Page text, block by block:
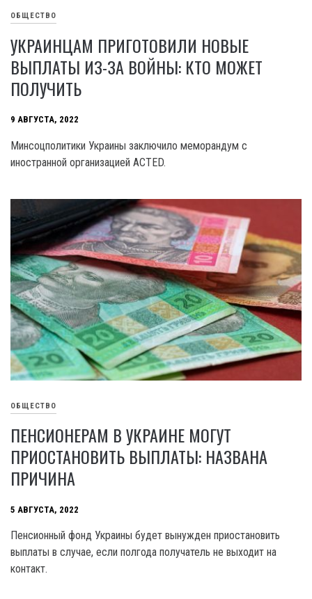
ОБЩЕСТВО
УКРАИНЦАМ ПРИГОТОВИЛИ НОВЫЕ
ВЫПЛАТЫ ИЗ-ЗА ВОЙНЫ: КТО МОЖЕТ
ПОЛУЧИТЬ
9 АВГУСТА, 2022
Минсоцполитики Украины заключило меморандум с
иностранной организацией ACTED.
ОБЩЕСТВО
ПЕНСИОНЕРАМ В УКРАИНЕ МОГУТ
ПРИОСТАНОВИТЬ ВЫПЛАТЫ: НАЗВАНА
ПРИЧИНА
5 АВГУСТА, 2022
Пенсионный фонд Украины будет вынужден приостановить
выплаты в случае, если полгода получатель не выходит на
контакт.